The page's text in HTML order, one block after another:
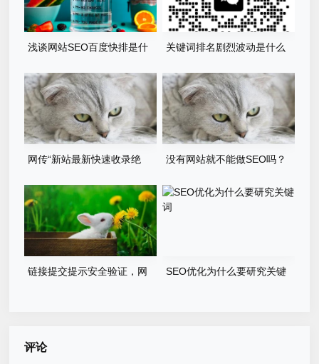
浅谈网站SEO百度快排是什
关键词排名剧烈波动是什么
网传“新站最新快速收录绝
没有网站就不能做SEO吗？
链接提交提示安全验证，网
SEO优化为什么要研究关键
评论